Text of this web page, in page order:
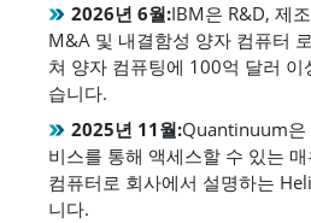
2026년 6월:IBM은 R&D, 제
M&A 및 내결함성 양자 컴퓨터
쳐 양자 컴퓨팅에 100억 달러 이
습니다.
2025년 11월:Quantinuum은
비스를 통해 액세스할 수 있는
컴퓨터로 회사에서 설명하는
니다.